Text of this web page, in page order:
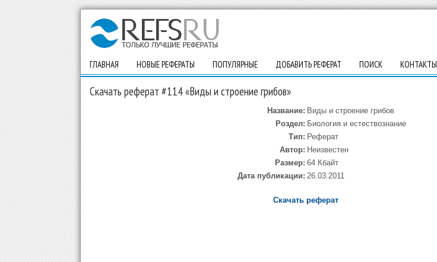
ГЛАВНАЯ НОВЫЕ РЕФЕРАТЫ ПОПУЛЯРНЫЕ ДОБАВИТЬ РЕФЕРАТ ПОИСК КОНТАКТЫ
Скачать реферат #114 «Виды и строение грибов»
Название: Виды и строение грибов
Роздел: Биология и естествознание
Тип: Реферат
Автор: Неизвестен
Размер: 64 Кбайт
Дата публикации: 26.03.2011
Скачать реферат